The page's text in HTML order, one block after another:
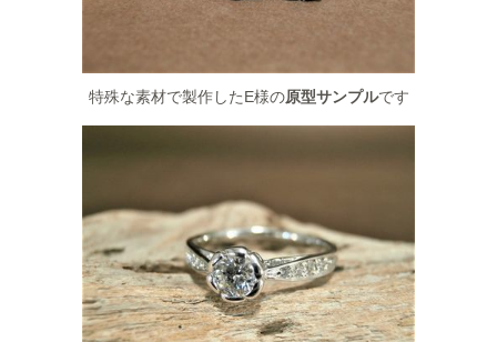
特殊な素材で製作したE様の原型サンプルです